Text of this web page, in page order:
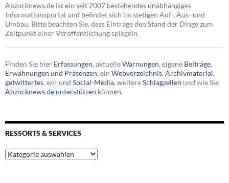
Abzocknews.de ist ein seit 2007 bestehendes unabhängiges
Informationsportal und befindet sich im stetigen Auf-, Aus- und
Umbau. Bitte beachten Sie, dass Einträge den Stand der Dinge zum
Zeitpunkt einer Veröffentlichung spiegeln.
Finden Sie hier Erfassungen, aktuelleWarnungen, eigene Beiträge,
Erwähnungen und Präsenzen, ein Webverzeichnis, Archivmaterial,
getwittertes, wir und Social-Media, weitereSchlagzeilen und wie Sie
Abzocknews.de unterstützen können.
RESSORTS & SERVICES
Ressorts
&